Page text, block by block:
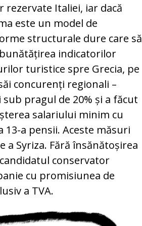
rezervate Italiei, iar dacă
este un model de
structurale dure care să
indicatorilor
turistice spre Grecia, pe
concurenți regionali –
pragul de 20% și a făcut
salariului minim cu
13-a pensii. Aceste măsuri
Syriza. Fără însănătoșirea
conservator
cu promisiunea de
a TVA.